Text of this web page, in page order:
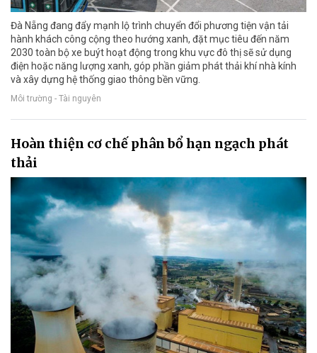
Đà Nẵng đang đẩy mạnh lộ trình chuyển đổi phương tiện vận tải
hành khách công cộng theo hướng xanh, đặt mục tiêu đến năm
2030 toàn bộ xe buýt hoạt động trong khu vực đô thị sẽ sử dụng
điện hoặc năng lượng xanh, góp phần giảm phát thải khí nhà kính
và xây dựng hệ thống giao thông bền vững.
Môi trường - Tài nguyên
Hoàn thiện cơ chế phân bổ hạn ngạch phát
thải